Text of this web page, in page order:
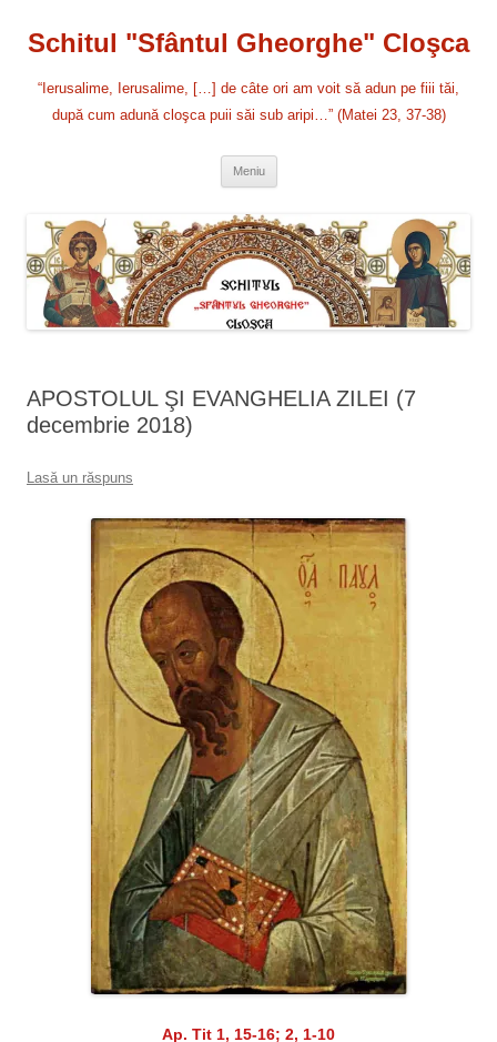
conținut
Schitul "Sfântul Gheorghe" Cloşca
“Ierusalime, Ierusalime, […] de câte ori am voit să adun pe fiii tăi,
după cum adună cloşca puii săi sub aripi…” (Matei 23, 37-38)
Meniu
APOSTOLUL ŞI EVANGHELIA ZILEI (7
decembrie 2018)
Lasă un răspuns
Ap. Tit 1, 15-16; 2, 1-10